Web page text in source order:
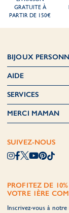
GRATUITE À
PARTIR DE 150€
BIJOUX
AIDE
SERVICES
MERCI MAMAN
SUIVEZ-NOUS
PROFITEZ DE
VOTRE 1ÈRE
Inscrivez-vous à